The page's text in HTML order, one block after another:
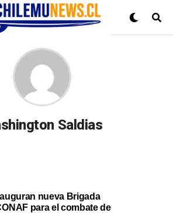
Saldias
nueva Brigada
para el combate de